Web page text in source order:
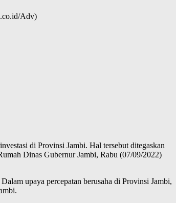
Adv)
di Provinsi Jambi. Hal tersebut ditegaskan
Dinas Gubernur Jambi, Rabu (07/09/2022)
upaya percepatan berusaha di Provinsi Jambi,